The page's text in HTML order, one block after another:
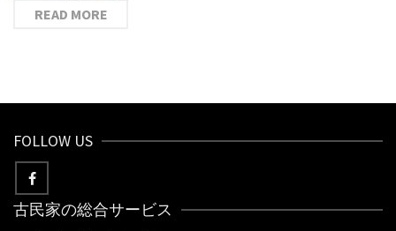
READ MORE
FOLLOW US
古民家の総合サービス